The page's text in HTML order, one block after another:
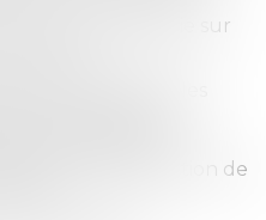
le juge s’appuie sur
dispose :
est fixée selon les
est versée et les
compte de la
et de l'évolution de